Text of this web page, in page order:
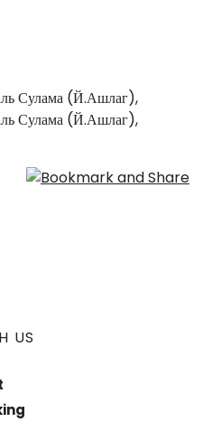
Сулама (Й.Ашлаг),
Сулама (Й.Ашлаг),
US